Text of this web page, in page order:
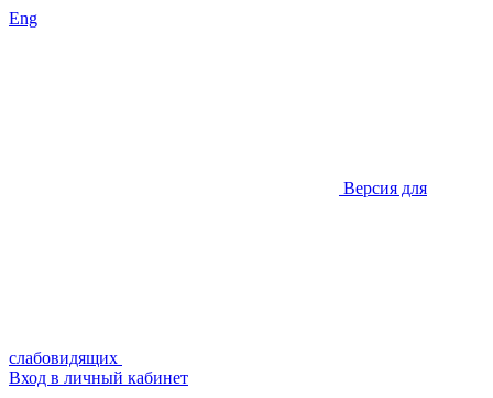
Eng
Версия для
слабовидящих
Вход в личный кабинет